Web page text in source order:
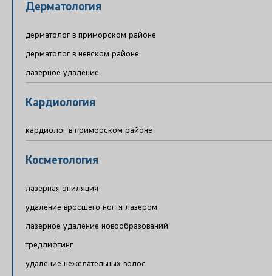
Дерматология
дерматолог в приморском районе
дерматолог в невском районе
лазерное удаление
Кардиология
кардиолог в приморском районе
Косметология
лазерная эпиляция
удаление вросшего ногтя лазером
лазерное удаление новообразований
тредлифтинг
удаление нежелательных волос